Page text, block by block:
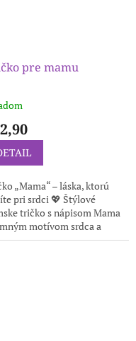
pre mamu
„Mama“ – láska, ktorú
pri srdci 💖 Štýlové
tričko s nápisom Mama
motívom srdca a
✨ Prečo si ho